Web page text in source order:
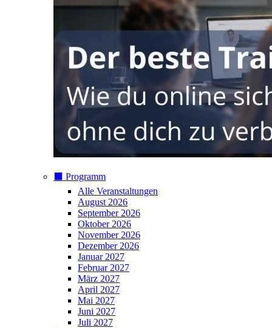
⬛️ Programm
Alle Veranstaltungen
August 2026
September 2026
Oktober 2026
November 2026
Dezember 2026
Januar 2027
Februar 2027
März 2027
April 2027
Mai 2027
Juni 2027
Juli 2027